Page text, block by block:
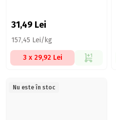
31,49 Lei
157,45 Lei/kg
3 x 29,92 Lei
Nu este în stoc